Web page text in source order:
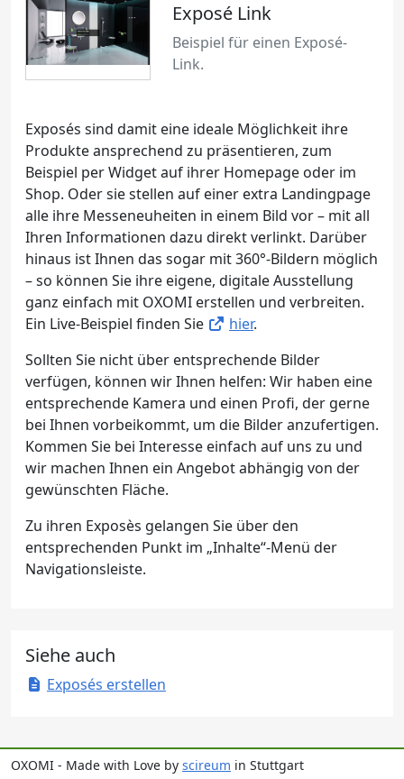
Exposé Link
Beispiel für einen Exposé-
Link.
Exposés sind damit eine ideale Möglichkeit ihre
Produkte ansprechend zu präsentieren, zum
Beispiel per Widget auf ihrer Homepage oder im
Shop. Oder sie stellen auf einer extra Landingpage
alle ihre Messeneuheiten in einem Bild vor – mit all
Ihren Informationen dazu direkt verlinkt. Darüber
hinaus ist Ihnen das sogar mit 360°-Bildern möglich
– so können Sie ihre eigene, digitale Ausstellung
ganz einfach mit OXOMI erstellen und verbreiten.
Ein Live-Beispiel finden Sie
hier.
Sollten Sie nicht über entsprechende Bilder
verfügen, können wir Ihnen helfen: Wir haben eine
entsprechende Kamera und einen Profi, der gerne
bei Ihnen vorbeikommt, um die Bilder anzufertigen.
Kommen Sie bei Interesse einfach auf uns zu und
wir machen Ihnen ein Angebot abhängig von der
gewünschten Fläche.
Zu ihren Exposès gelangen Sie über den
entsprechenden Punkt im „Inhalte“-Menü der
Navigationsleiste.
Siehe auch
Exposés erstellen
OXOMI - Made with Love by scireum in Stuttgart